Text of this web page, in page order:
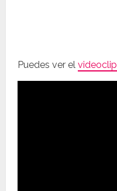
Puedes ver el videoclip